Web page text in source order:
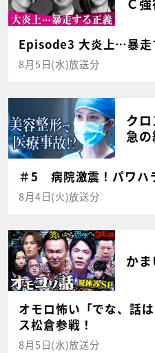
Episode3 大炎上…暴走
8月5日(水)放送分
ク
急
＃5 病院激震！パワハ
8月4日(火)放送分
か
オモロ怖い「でな、話
ス松倉参戦！
8月5日(水)放送分